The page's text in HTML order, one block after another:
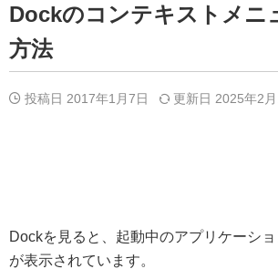
Dockのコンテキストメニ
方法
投稿日 2017年1月7日 更新日 2025年2
Dockを見ると、起動中のアプリケーシ
が表示されています。